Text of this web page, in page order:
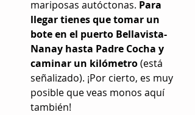
mariposas autóctonas. Para
llegar tienes que tomar un
bote en el puerto Bellavista-
Nanay hasta Padre Cocha y
caminar un kilómetro (está
señalizado). ¡Por cierto, es muy
posible que veas monos aquí
también!